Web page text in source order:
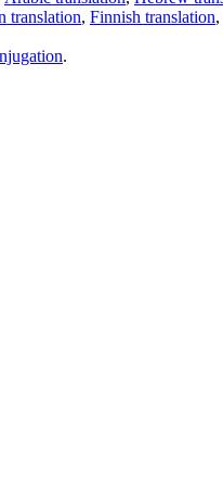
translation, Finnish translation,
.